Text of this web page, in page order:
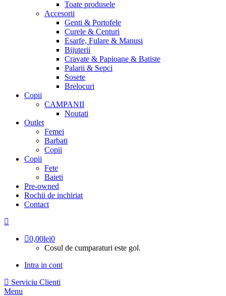
Toate produsele
Accesorii
Genti & Portofele
Curele & Centuri
Esarfe, Fulare & Manusi
Bijuterii
Cravate & Papioane & Batiste
Palarii & Sepci
Sosete
Brelocuri
Copii
CAMPANII
Noutati
Outlet
Femei
Barbati
Copii
Copii
Fete
Baieti
Pre-owned
Rochii de inchiriat
Contact
0,00lei0
Cosul de cumparaturi este gol.
Intra in cont
Serviciu Clienti
Menu